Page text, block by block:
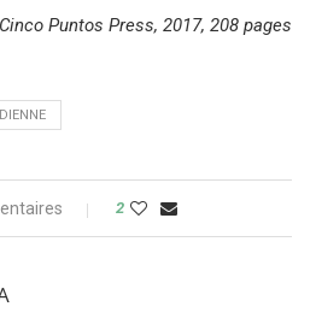
Puntos Press, 2017, 208 pages
2